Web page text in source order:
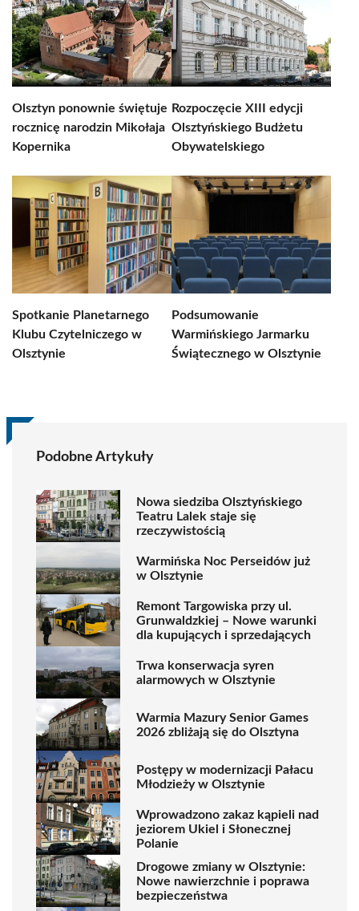
Olsztyn ponownie świętuje
rocznicę narodzin Mikołaja
Kopernika
Rozpoczęcie XIII edycji
Olsztyńskiego Budżetu
Obywatelskiego
Spotkanie Planetarnego
Klubu Czytelniczego w
Olsztynie
Podsumowanie
Warmińskiego Jarmarku
Świątecznego w Olsztynie
Podobne Artykuły
Nowa siedziba Olsztyńskiego
Teatru Lalek staje się
rzeczywistością
Warmińska Noc Perseidów już
w Olsztynie
Remont Targowiska przy ul.
Grunwaldzkiej – Nowe warunki
dla kupujących i sprzedających
Trwa konserwacja syren
alarmowych w Olsztynie
Warmia Mazury Senior Games
2026 zbliżają się do Olsztyna
Postępy w modernizacji Pałacu
Młodzieży w Olsztynie
Wprowadzono zakaz kąpieli nad
jeziorem Ukiel i Słonecznej
Polanie
Drogowe zmiany w Olsztynie:
Nowe nawierzchnie i poprawa
bezpieczeństwa